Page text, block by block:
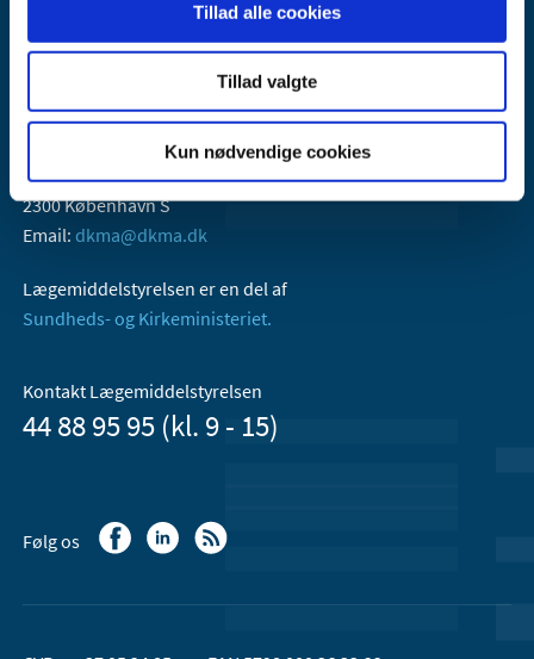
Tillad alle cookies
Tillad valgte
Kun nødvendige cookies
Lægemiddelstyrelsen
Axel Heides Gade 1
2300 København S
Email: dkma@dkma.dk
Lægemiddelstyrelsen er en del af
Sundheds- og Kirkeministeriet.
Kontakt Lægemiddelstyrelsen
44 88 95 95 (kl. 9 - 15)
Følg os